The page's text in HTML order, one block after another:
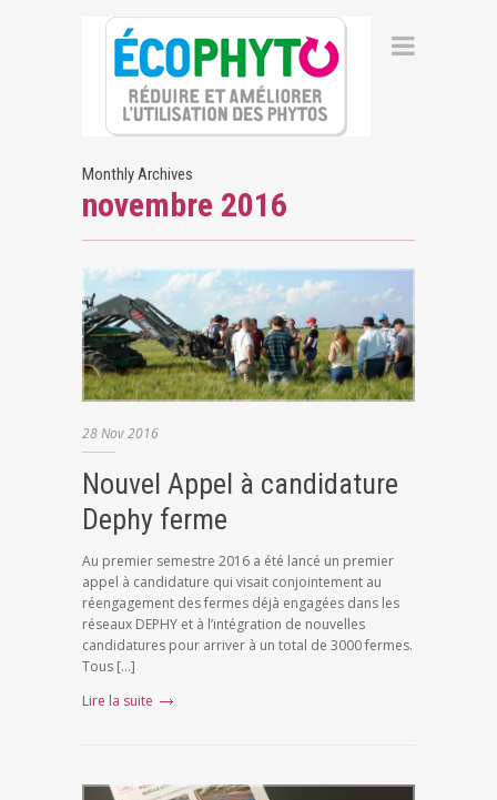
Monthly Archives
novembre 2016
28Nov2016
Nouvel Appel à candidature
Dephy ferme
Au premier semestre 2016 a été lancé un premier
appel à candidature qui visait conjointement au
réengagement des fermes déjà engagées dans les
réseaux DEPHY et à l’intégration de nouvelles
candidatures pour arriver à un total de 3000 fermes.
Tous […]
Lire la suite